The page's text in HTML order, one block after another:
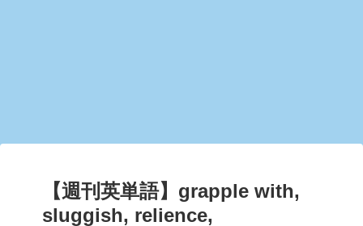
【週刊英単語】grapple with,
sluggish, relience,